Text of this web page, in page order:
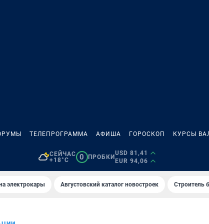
ТЕЛЕПРОГРАММА АФИША ГОРОСКОП КУРСЫ
СЕЙЧАС
+18°C
0 ПРОБКИ
USD 81,41
EUR 94,06
электрокары Августовский каталог новостроек Строитель